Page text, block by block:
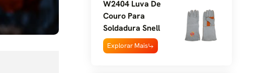
W2404 Luva De
Couro Para
Soldadura Snell
Explorar Mais